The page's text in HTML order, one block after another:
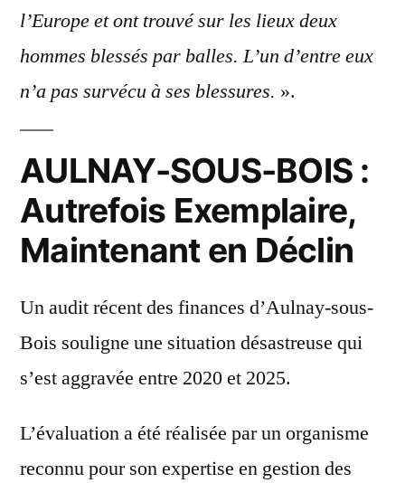
l’Europe et ont trouvé sur les lieux deux
hommes blessés par balles. L’un d’entre eux
n’a pas survécu à ses blessures. ».
AULNAY-SOUS-BOIS :
Autrefois Exemplaire,
Maintenant en Déclin
Un audit récent des finances d’Aulnay-sous-
Bois souligne une situation désastreuse qui
s’est aggravée entre 2020 et 2025.
L’évaluation a été réalisée par un organisme
reconnu pour son expertise en gestion des